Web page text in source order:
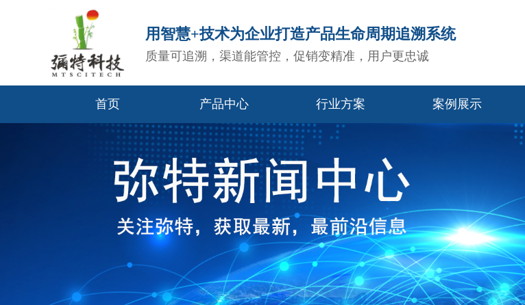
用智慧+技术为企业打造产品生命周期追溯系统
质量可追溯，渠道能管控，促销变精准，用户更忠诚
首页 产品中心 行业方案 案例展示